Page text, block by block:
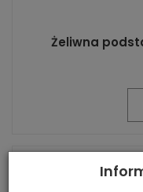
Żeliwna